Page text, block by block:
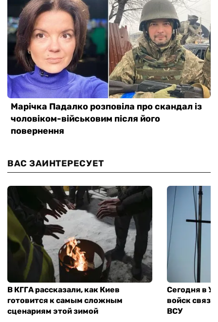
ВАС ЗАИНТЕРЕСУЕТ
В КГГА рассказали, как Киев
готовится к самым сложным
сценариям этой зимой
Сегодня в
войск
ВСУ